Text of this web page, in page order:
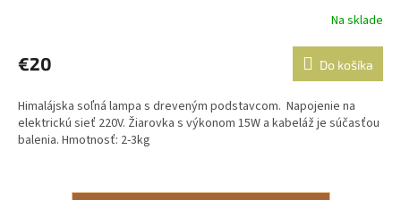
produktu
je
z
5
hviezdičiek.
Na sklade
€20 Do košíka
Himalájska soľná lampa s dreveným podstavcom. Napojenie na
elektrickú sieť 220V. Žiarovka s výkonom 15W a kabeláž je súčasťou
balenia. Hmotnosť: 2-3kg